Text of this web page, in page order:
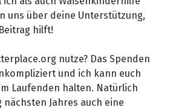
uns über deine Unterstützung,
hilft!
nutze? Das Spenden
und ich kann euch
Laufenden halten. Natürlich
Jahres auch eine